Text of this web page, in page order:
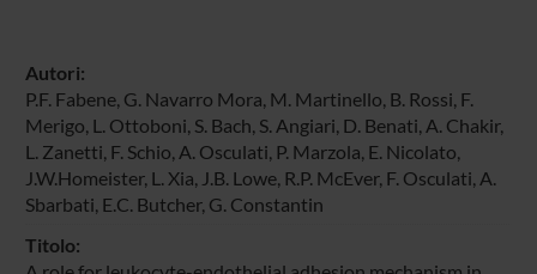
Autori:
P.F. Fabene, G. Navarro Mora, M. Martinello, B. Rossi, F.
Merigo, L. Ottoboni, S. Bach, S. Angiari, D. Benati, A. Chakir,
L. Zanetti, F. Schio, A. Osculati, P. Marzola, E. Nicolato,
J.W.Homeister, L. Xia, J.B. Lowe, R.P. McEver, F. Osculati, A.
Sbarbati, E.C. Butcher, G. Constantin
Titolo: